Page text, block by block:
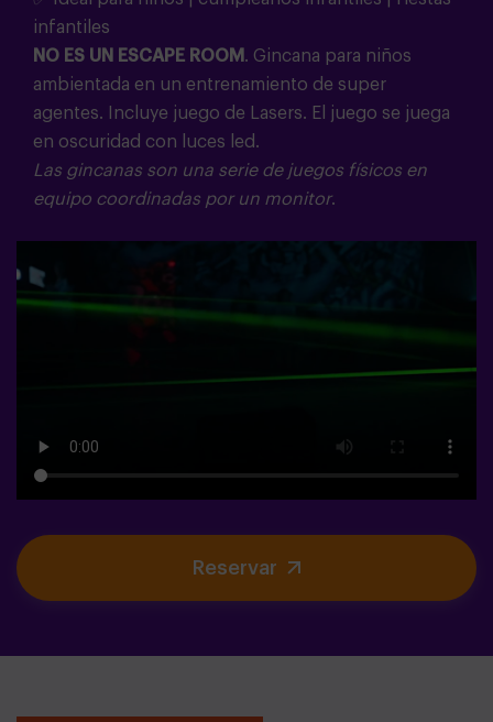
infantiles
NO ES UN ESCAPE ROOM . Gincana para niños
ambientada en un entrenamiento de super
agentes. Incluye juego de Lasers. El juego se juega
en oscuridad con luces led.
Las gincanas son una serie de juegos físicos en
equipo coordinadas por un monitor.
Reservar